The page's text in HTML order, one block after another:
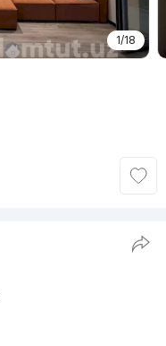
1/18